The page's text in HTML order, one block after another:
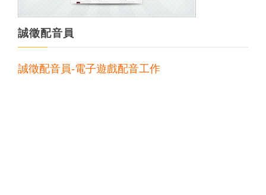
誠徵配音員
誠徵配音員-電子遊戲配音工作